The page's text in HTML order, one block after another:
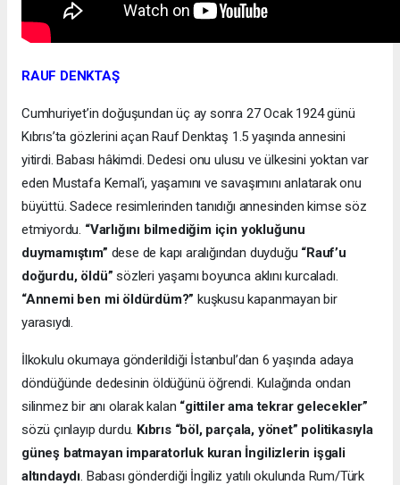
RAUF DENKTAŞ
Cumhuriyet’in doğuşundan üç ay sonra 27 Ocak 1924 günü
Kıbrıs’ta gözlerini açan Rauf Denktaş 1.5 yaşında annesini
yitirdi. Babası hâkimdi. Dedesi onu ulusu ve ülkesini yoktan var
eden Mustafa Kemal’i, yaşamını ve savaşımını anlatarak onu
büyüttü. Sadece resimlerinden tanıdığı annesinden kimse söz
etmiyordu. “Varlığını bilmediğim için yokluğunu
duymamıştım” dese de kapı aralığından duyduğu “Rauf’u
doğurdu, öldü” sözleri yaşamı boyunca aklını kurcaladı.
“Annemi ben mi öldürdüm?”kuşkusu kapanmayan bir
yarasıydı.
İlkokulu okumaya gönderildiği İstanbul’dan 6 yaşında adaya
döndüğünde dedesinin öldüğünü öğrendi. Kulağında ondan
silinmez bir anı olarak kalan “gittiler ama tekrar gelecekler”
sözü çınlayıp durdu. Kıbrıs “böl, parçala, yönet” politikasıyla
güneş batmayan imparatorluk kuran İngilizlerin işgali
altındaydı. Babası gönderdiği İngiliz yatılı okulunda Rum/Türk